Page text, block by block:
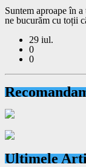
Suntem aproape în
ne bucurăm cu toții
29 iul.
0
0
Ultimele